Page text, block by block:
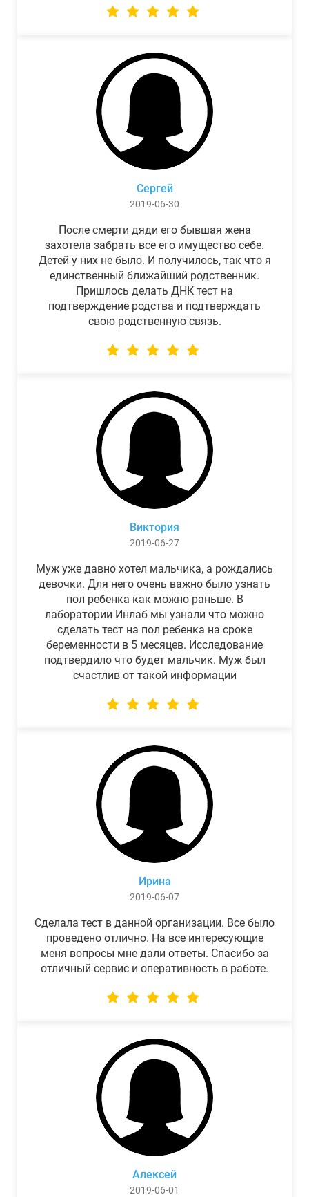
Сергей
2019-06-30
После смерти дяди его бывшая жена
захотела забрать все его имущество себе.
Детей у них не было. И получилось, так что я
единственный ближайший родственник.
Пришлось делать ДНК тест на
подтверждение родства и подтверждать
свою родственную связь.
Виктория
2019-06-27
Муж уже давно хотел мальчика, а рождались
девочки. Для него очень важно было узнать
пол ребенка как можно раньше. В
лаборатории Инлаб мы узнали что можно
сделать тест на пол ребенка на сроке
беременности в 5 месяцев. Исследование
подтвердило что будет мальчик. Муж был
счастлив от такой информации
Ирина
2019-06-07
Сделала тест в данной организации. Все было
проведено отлично. На все интересующие
меня вопросы мне дали ответы. Спасибо за
отличный сервис и оперативность в работе.
Алексей
2019-06-01